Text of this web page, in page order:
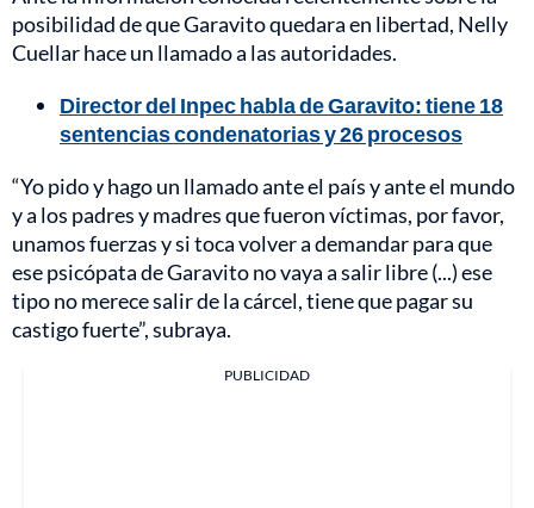
posibilidad de que Garavito quedara en libertad, Nelly
Cuellar hace un llamado a las autoridades.
Director del Inpec habla de Garavito: tiene 18
sentencias condenatorias y 26 procesos
“Yo pido y hago un llamado ante el país y ante el mundo
y a los padres y madres que fueron víctimas, por favor,
unamos fuerzas y si toca volver a demandar para que
ese psicópata de Garavito no vaya a salir libre (...) ese
tipo no merece salir de la cárcel, tiene que pagar su
castigo fuerte”, subraya.
PUBLICIDAD